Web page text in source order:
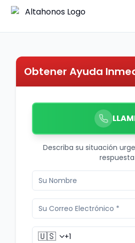
Obtener Ayuda
Describa su situación
🇺🇸